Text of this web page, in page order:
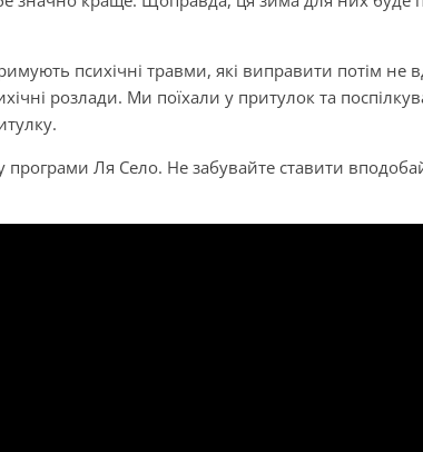
психічні травми, які виправити потім не
розлади. Ми поїхали у притулок та
програми Ля Село. Не забувайте ставити